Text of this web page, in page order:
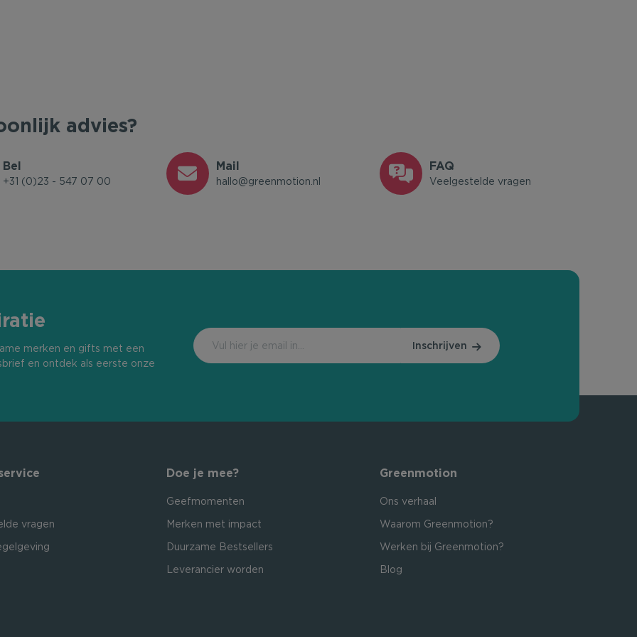
advies?
Bel
+31 (0)23 - 547 07 00
Mail
hallo@greenmotion.nl
FAQ
Veelgestelde vragen
merken en gifts met een
en ontdek als eerste onze
Inschrijven
vragen
Doe je mee?
Geefmomenten
Merken met impact
Duurzame Bestsellers
Leverancier worden
Greenmotion
Ons verhaal
Waarom Greenmotion?
Werken bij Greenmotion?
Blog